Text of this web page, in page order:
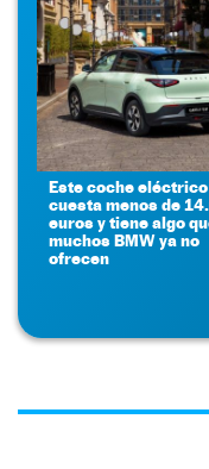
Este coche eléctrico
cuesta menos de
euros y tiene algo
muchos BMW ya no
ofrecen